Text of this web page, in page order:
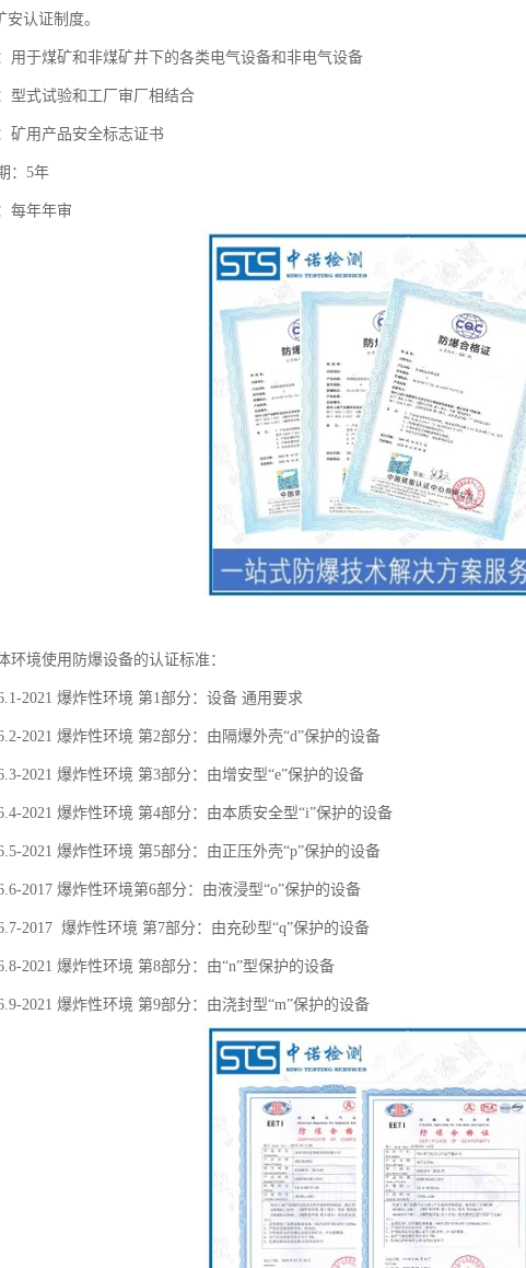
安认证制度。
用于煤矿和非煤矿井下的各类电气设备和非电气设备
型式试验和工厂审厂相结合
矿用产品安全标志证书
：5年
每年年审
环境使用防爆设备的认证标准：
2021 爆炸性环境 第1部分：设备 通用要求
2021 爆炸性环境 第2部分：由隔爆外壳“d”保护的设备
2021 爆炸性环境 第3部分：由增安型“e”保护的设备
2021 爆炸性环境 第4部分：由本质安全型“i”保护的设备
2021 爆炸性环境 第5部分：由正压外壳“p”保护的设备
2017 爆炸性环境第6部分：由液浸型“o”保护的设备
2017 爆炸性环境 第7部分：由充砂型“q”保护的设备
2021 爆炸性环境 第8部分：由“n”型保护的设备
2021 爆炸性环境 第9部分：由浇封型“m”保护的设备